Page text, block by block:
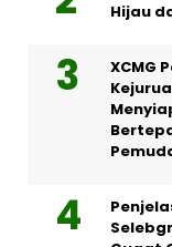
Hijau
XCMG